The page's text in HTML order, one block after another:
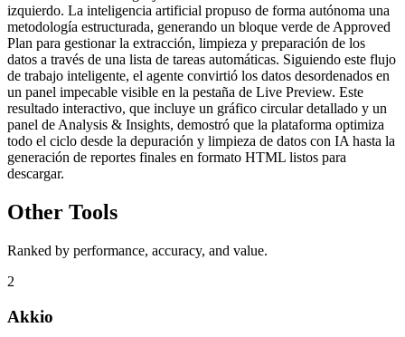
izquierdo. La inteligencia artificial propuso de forma autónoma una
metodología estructurada, generando un bloque verde de Approved
Plan para gestionar la extracción, limpieza y preparación de los
datos a través de una lista de tareas automáticas. Siguiendo este flujo
de trabajo inteligente, el agente convirtió los datos desordenados en
un panel impecable visible en la pestaña de Live Preview. Este
resultado interactivo, que incluye un gráfico circular detallado y un
panel de Analysis & Insights, demostró que la plataforma optimiza
todo el ciclo desde la depuración y limpieza de datos con IA hasta la
generación de reportes finales en formato HTML listos para
descargar.
Other Tools
Ranked by performance, accuracy, and value.
2
Akkio